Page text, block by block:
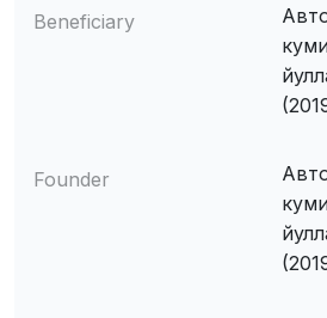
Beneficiary
Founder